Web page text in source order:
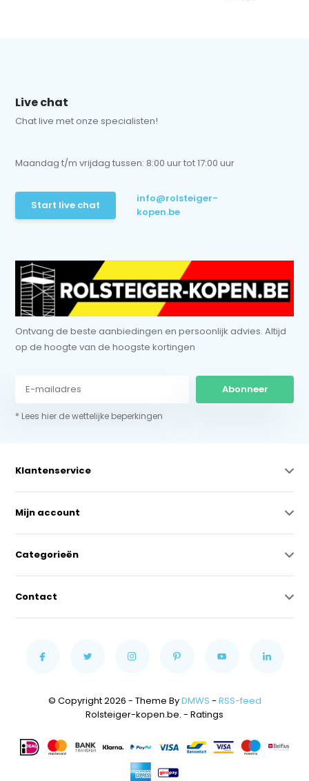
Live chat
Chat live met onze specialisten!
Maandag t/m vrijdag tussen: 8:00 uur tot 17:00 uur
Start live chat
info@rolsteiger-
kopen.be
Ontvang de beste aanbiedingen en persoonlijk advies. Altijd
op de hoogte van de hoogste kortingen
Abonneer
* Lees hier de wettelijke beperkingen
Klantenservice
Mijn account
Categorieën
Contact
© Copyright 2026 - Theme ByDMWS - RSS-feed
Rolsteiger-kopen.be. - Ratings